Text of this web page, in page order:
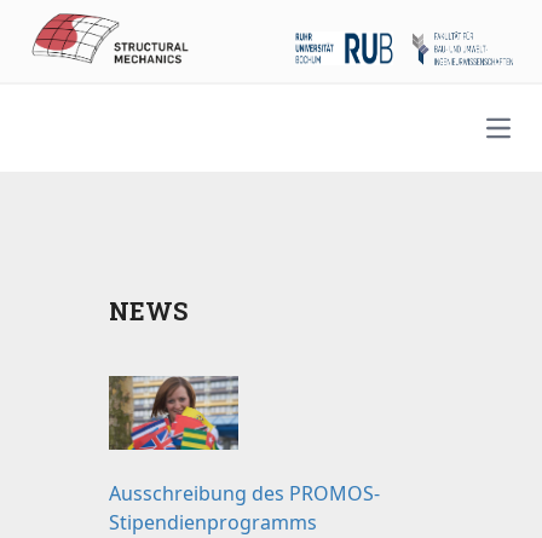
NEWS
Ausschreibung des PROMOS-
Stipendienprogramms